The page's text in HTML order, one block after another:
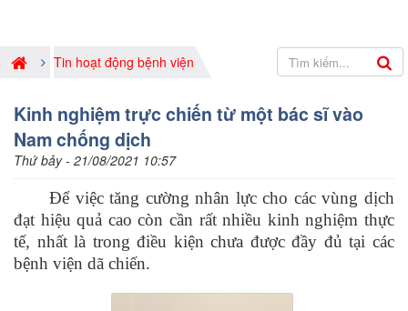
Tin hoạt động bệnh viện
Kinh nghiệm trực chiến từ một bác sĩ vào
Nam chống dịch
Thứ bảy - 21/08/2021 10:57
Để việc tăng cường nhân lực cho các vùng dịch
đạt hiệu quả cao còn cần rất nhiều kinh nghiệm thực
tế, nhất là trong điều kiện chưa được đầy đủ tại các
bệnh viện dã chiến.